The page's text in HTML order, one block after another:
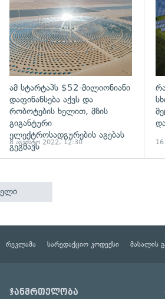
ამ სტარტაპს $52-მილიონიანი
დაფინანსება აქვს და
რობოტების ხელით, მზის
გიგანტური
ელექტროსადგურების აგებას
გეგმავს
8 აგვისტო 2022, 12:30 16
რეკლამა სარედაქციო კოდექსი მასალის
ჯანმრთელობა